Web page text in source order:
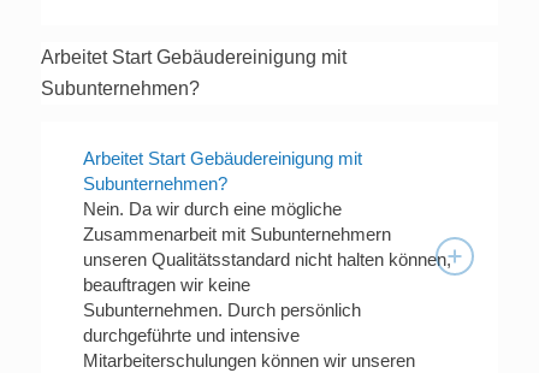
Arbeitet Start Gebäudereinigung mit
Subunternehmen?
Arbeitet Start Gebäudereinigung mit
Subunternehmen?
Nein. Da wir durch eine mögliche
Zusammenarbeit mit Subunternehmern
unseren Qualitätsstandard nicht halten können,
beauftragen wir keine
Subunternehmen. Durch persönlich
durchgeführte und intensive
Mitarbeiterschulungen können wir unseren